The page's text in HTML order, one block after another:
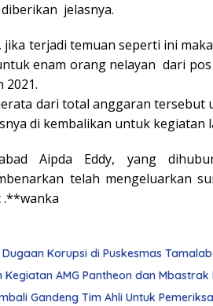
jelasnya.
jika terjadi temuan seperti ini
enam orang nelayan dari
2021.
dari total anggaran
di kembalikan untuk kegiatan
Aipda Eddy, yang
telah mengeluarkan
.**wanka
Dugaan Korupsi di Puskesmas
Kegiatan AMG Pantheon dan
Tipikor Polres Alor